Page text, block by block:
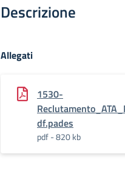
Descrizione
Allegati
1530-
df.pades
pdf - 820 kb